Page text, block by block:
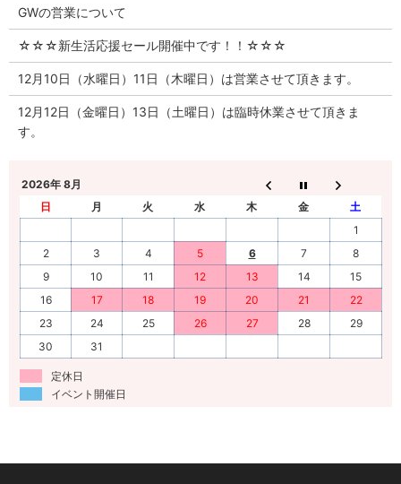
GWの営業について
☆☆☆新生活応援セール開催中です！！☆☆☆
12月10日（水曜日）11日（木曜日）は営業させて頂きます。
12月12日（金曜日）13日（土曜日）は臨時休業させて頂きま
す。
2026年 8月
日
月 火 水 木 金
土
1
2
3 4 5 6 7
8
9
10 11 12 13 14
15
16
17 18 19 20 21
22
23
24 25 26 27 28
29
30
31
定休日
イベント開催日